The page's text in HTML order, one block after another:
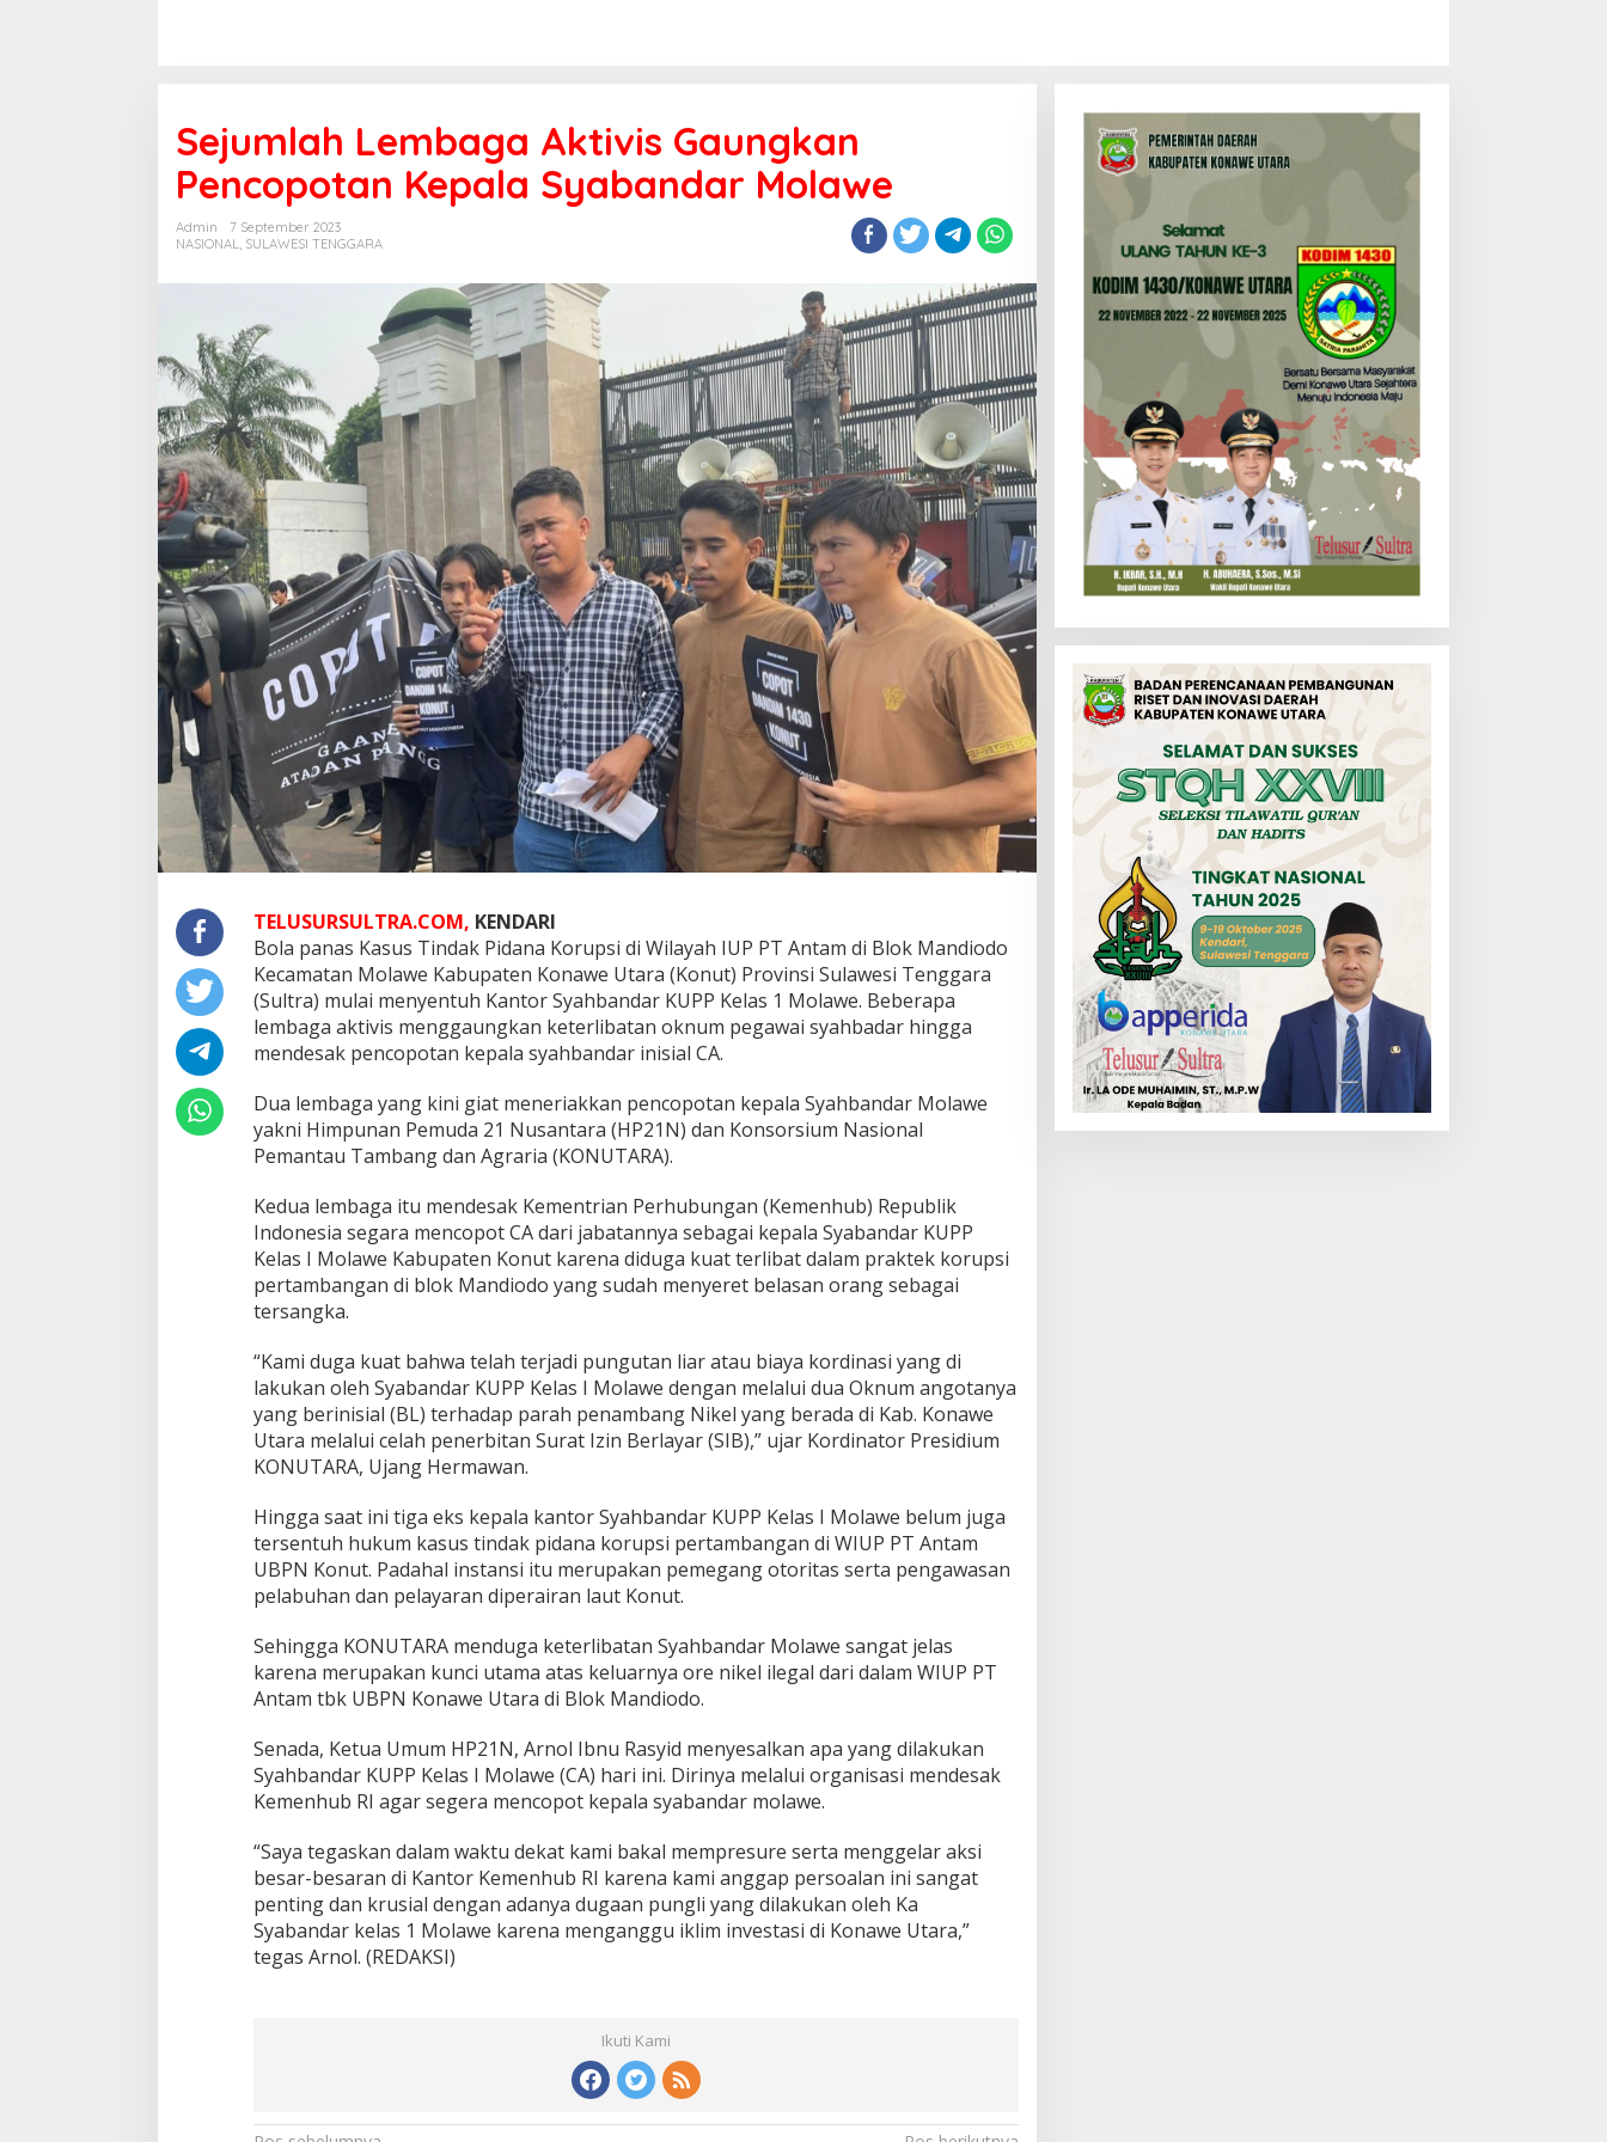
Sejumlah Lembaga Aktivis Gaungkan
Pencopotan Kepala Syabandar Molawe
Admin
7 September 2023
NASIONAL, SULAWESI TENGGARA
TELUSURSULTRA.COM, KENDARI
Bola panas Kasus Tindak Pidana Korupsi di Wilayah IUP PT Antam di Blok Mandiodo
Kecamatan Molawe Kabupaten Konawe Utara (Konut) Provinsi Sulawesi Tenggara
(Sultra) mulai menyentuh Kantor Syahbandar KUPP Kelas 1 Molawe. Beberapa
lembaga aktivis menggaungkan keterlibatan oknum pegawai syahbadar hingga
mendesak pencopotan kepala syahbandar inisial CA.
Dua lembaga yang kini giat meneriakkan pencopotan kepala Syahbandar Molawe
yakni Himpunan Pemuda 21 Nusantara (HP21N) dan Konsorsium Nasional
Pemantau Tambang dan Agraria (KONUTARA).
Kedua lembaga itu mendesak Kementrian Perhubungan (Kemenhub) Republik
Indonesia segara mencopot CA dari jabatannya sebagai kepala Syabandar KUPP
Kelas I Molawe Kabupaten Konut karena diduga kuat terlibat dalam praktek korupsi
pertambangan di blok Mandiodo yang sudah menyeret belasan orang sebagai
tersangka.
“Kami duga kuat bahwa telah terjadi pungutan liar atau biaya kordinasi yang di
lakukan oleh Syabandar KUPP Kelas I Molawe dengan melalui dua Oknum angotanya
yang berinisial (BL) terhadap parah penambang Nikel yang berada di Kab. Konawe
Utara melalui celah penerbitan Surat Izin Berlayar (SIB),” ujar Kordinator Presidium
KONUTARA, Ujang Hermawan.
Hingga saat ini tiga eks kepala kantor Syahbandar KUPP Kelas I Molawe belum juga
tersentuh hukum kasus tindak pidana korupsi pertambangan di WIUP PT Antam
UBPN Konut. Padahal instansi itu merupakan pemegang otoritas serta pengawasan
pelabuhan dan pelayaran diperairan laut Konut.
Sehingga KONUTARA menduga keterlibatan Syahbandar Molawe sangat jelas
karena merupakan kunci utama atas keluarnya ore nikel ilegal dari dalam WIUP PT
Antam tbk UBPN Konawe Utara di Blok Mandiodo.
Senada, Ketua Umum HP21N, Arnol Ibnu Rasyid menyesalkan apa yang dilakukan
Syahbandar KUPP Kelas I Molawe (CA) hari ini. Dirinya melalui organisasi mendesak
Kemenhub RI agar segera mencopot kepala syabandar molawe.
“Saya tegaskan dalam waktu dekat kami bakal mempresure serta menggelar aksi
besar-besaran di Kantor Kemenhub RI karena kami anggap persoalan ini sangat
penting dan krusial dengan adanya dugaan pungli yang dilakukan oleh Ka
Syabandar kelas 1 Molawe karena menganggu iklim investasi di Konawe Utara,”
tegas Arnol. (REDAKSI)
Ikuti Kami